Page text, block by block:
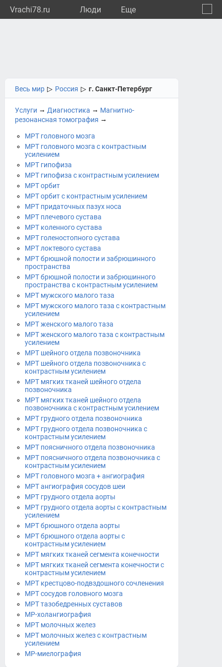
Vrachi78.ru Люди Eще
Весь мир ▷ Россия ▷ г. Санкт-Петербург
Услуги → Диагностика → Магнитно-
резонансная томография →
МРТ головного мозга
МРТ головного мозга с контрастным
усилением
МРТ гипофиза
МРТ гипофиза с контрастным усилением
МРТ орбит
МРТ орбит с контрастным усилением
МРТ придаточных пазух носа
МРТ плечевого сустава
МРТ коленного сустава
МРТ голеностопного сустава
МРТ локтевого сустава
МРТ брюшной полости и забрюшинного
пространства
МРТ брюшной полости и забрюшинного
пространства с контрастным усилением
МРТ мужского малого таза
МРТ мужского малого таза с контрастным
усилением
МРТ женского малого таза
МРТ женского малого таза с контрастным
усилением
МРТ шейного отдела позвоночника
МРТ шейного отдела позвоночника с
контрастным усилением
МРТ мягких тканей шейного отдела
позвоночника
МРТ мягких тканей шейного отдела
позвоночника с контрастным усилением
МРТ грудного отдела позвоночника
МРТ грудного отдела позвоночника с
контрастным усилением
МРТ поясничного отдела позвоночника
МРТ поясничного отдела позвоночника с
контрастным усилением
МРТ головного мозга + ангиография
МРТ ангиография сосудов шеи
МРТ грудного отдела аорты
МРТ грудного отдела аорты с контрастным
усилением
МРТ брюшного отдела аорты
МРТ брюшного отдела аорты с
контрастным усилением
МРТ мягких тканей сегмента конечности
МРТ мягких тканей сегмента конечности с
контрастным усилением
МРТ крестцово-подвздошного сочленения
МРТ сосудов головного мозга
МРТ тазобедренных суставов
МР-холангиография
МРТ молочных желез
МРТ молочных желез с контрастным
усилением
МР-миелография